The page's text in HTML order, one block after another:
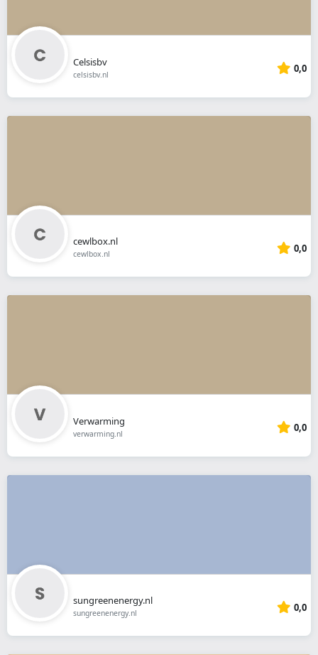
Celsisbv
celsisbv.nl 0,0
cewlbox.nl
cewlbox.nl 0,0
Verwarming
verwarming.nl 0,0
sungreenenergy.nl
sungreenenergy.nl 0,0